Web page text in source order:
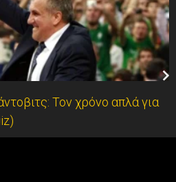
Τον χρόνο απλά για